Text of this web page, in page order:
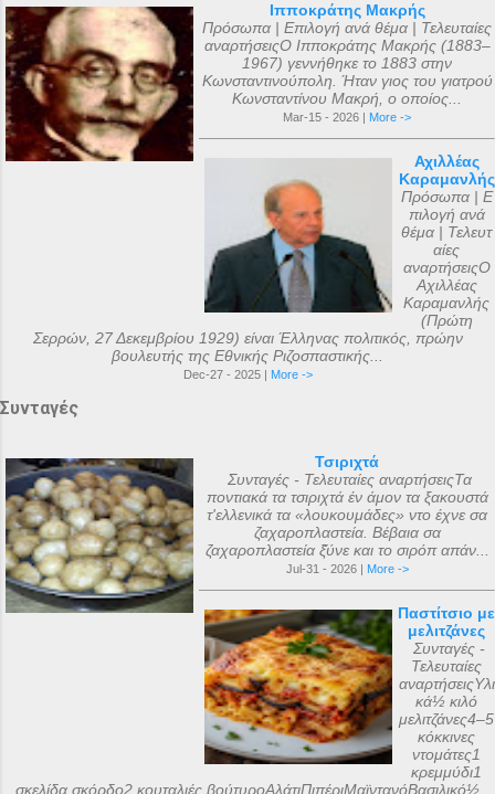
Ιπποκράτης Μακρής
Πρόσωπα | Επιλογή ανά θέμα | Τελευταίες
αναρτήσειςΟ Ιπποκράτης Μακρής (1883–
1967) γεννήθηκε το 1883 στην
Κωνσταντινούπολη. Ήταν γιος του γιατρού
Κωνσταντίνου Μακρή, ο οποίος...
Mar-15 - 2026 | More ->
Αχιλλέας
Καραμανλής
Πρόσωπα | Ε
πιλογή ανά
θέμα | Τελευτ
αίες
αναρτήσειςΟ
Αχιλλέας
Καραμανλής
(Πρώτη
Σερρών, 27 Δεκεμβρίου 1929) είναι Έλληνας πολιτικός, πρώην
βουλευτής της Εθνικής Ριζοσπαστικής...
Dec-27 - 2025 | More ->
Συνταγές
Τσιριχτά
Συνταγές - Τελευταίες αναρτήσειςΤα
ποντιακά τα τσιριχτά έν άμον τα ξακουστά
τ'ελλενικά τα «λουκουμάδες» ντο έχνε σα
ζαχαροπλαστεία. Βέβαια σα
ζαχαροπλαστεία ξ̌ύνε και το σιρόπ απάν...
Jul-31 - 2026 | More ->
Παστίτσιο με
μελιτζάνες
Συνταγές -
Τελευταίες
αναρτήσειςΥλι
κά½ κιλό
μελιτζάνες4–5
κόκκινες
ντομάτες1
κρεμμύδι1
σκελίδα σκόρδο2 κουταλιές βούτυροΑλάτιΠιπέριΜαϊντανόΒασιλικό½